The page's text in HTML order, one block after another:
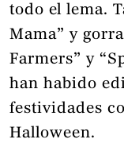
todo el lema.
Mama” y
Farmers” y
han habido
festividades
Halloween.